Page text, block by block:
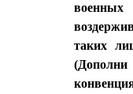
военных
таких